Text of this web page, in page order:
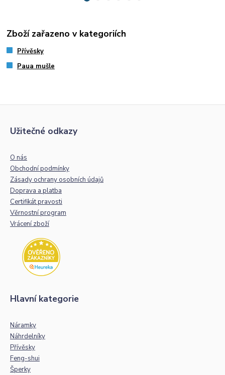
Zboží zařazeno v kategoriích
Přívěsky
Paua mušle
Užitečné odkazy
O nás
Obchodní podmínky
Zásady ochrany osobních údajů
Doprava a platba
Certifikát pravosti
Věrnostní program
Vrácení zboží
Hlavní kategorie
Náramky
Náhrdelníky
Přívěsky
Feng-shui
Šperky